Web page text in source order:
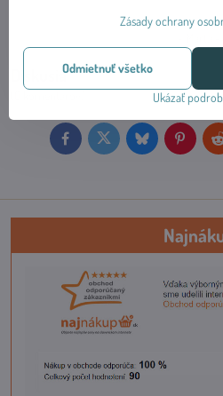
Diskusia
FacebookTwitter BlueskyPinterest
Zásady ochrany
Ukázať
Odmietnuť všetko